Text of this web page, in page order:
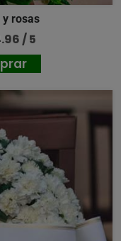
rosas
/ 5